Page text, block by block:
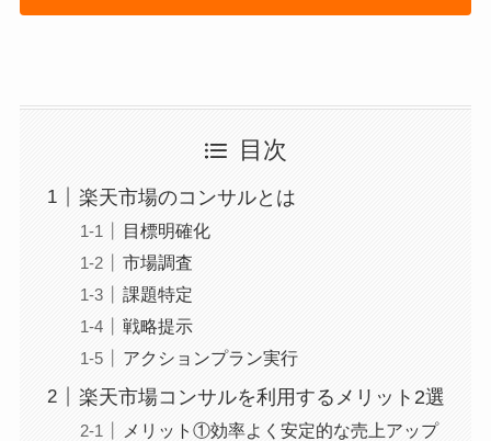
目次
楽天市場のコンサルとは
目標明確化
市場調査
課題特定
戦略提示
アクションプラン実行
楽天市場コンサルを利用するメリット2選
メリット①効率よく安定的な売上アップ